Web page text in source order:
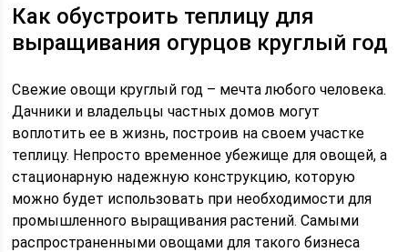
Как обустроить теплицу для
выращивания огурцов круглый год
Свежие овощи круглый год – мечта любого человека.
Дачники и владельцы частных домов могут
воплотить ее в жизнь, построив на своем участке
теплицу. Непросто временное убежище для овощей, а
стационарную надежную конструкцию, которую
можно будет использовать при необходимости для
промышленного выращивания растений. Самыми
распространенными овощами для такого бизнеса